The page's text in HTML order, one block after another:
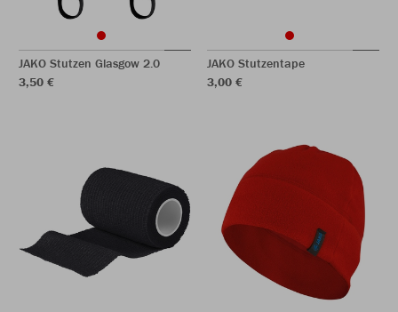
JAKO Stutzen Glasgow 2.0
3,50 €
JAKO Stutzentape
3,00 €